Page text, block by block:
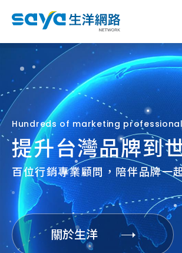
Hundreds of marketing
提升台灣品牌到
百位行銷專業顧問，陪伴品牌一
關於生洋